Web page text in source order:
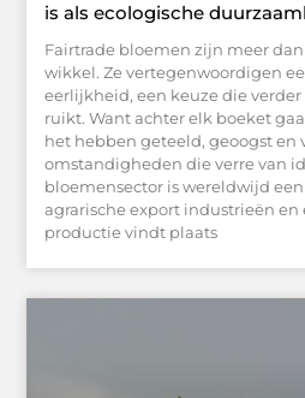
is als ecologische
Fairtrade bloemen zijn meer
wikkel. Ze vertegenwoordigen
eerlijkheid, een keuze die
ruikt. Want achter elk boeket
het hebben geteeld, geoogst en
omstandigheden die verre van
bloemensector is wereldwijd
agrarische export industrieën en
productie vindt plaats